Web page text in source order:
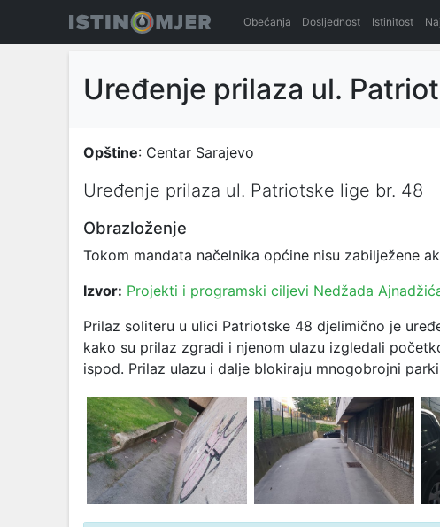
Obećanja Dosljednost Istinitost
Uređenje prilaza ul.
Opštine: Centar Sarajevo
Uređenje prilaza ul. Patriotske lige br. 48
Obrazloženje
Tokom mandata načelnika općine nisu zabilježene
Izvor: Projekti i programski ciljevi Nedžada
Prilaz soliteru u ulici Patriotske 48 djelimično je
kako su prilaz zgradi i njenom ulazu izgledali
ispod. Prilaz ulazu i dalje blokiraju mnogobrojni